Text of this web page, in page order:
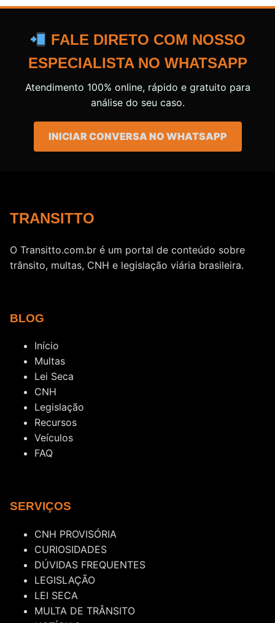
FALE DIRETO COM NOSSO
ESPECIALISTA NO WHATSAPP
Atendimento 100% online, rápido e gratuito para
análise do seu caso.
INICIAR CONVERSA NO WHATSAPP
TRANSITTO
O Transitto.com.br é um portal de conteúdo sobre
trânsito, multas, CNH e legislação viária brasileira.
BLOG
Início
Multas
Lei Seca
CNH
Legislação
Recursos
Veículos
FAQ
SERVIÇOS
CNH PROVISÓRIA
CURIOSIDADES
DÚVIDAS FREQUENTES
LEGISLAÇÃO
LEI SECA
MULTA DE TRÂNSITO